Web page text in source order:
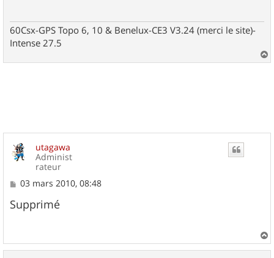
60Csx-GPS Topo 6, 10 & Benelux-CE3 V3.24 (merci le site)-
Intense 27.5
a
utagawa
Administ
rateur
M
s
s
e
03 mars 2010, 08:48
Supprimé
a